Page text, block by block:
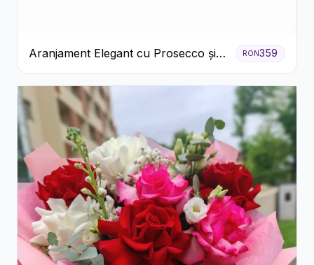
Aranjament Elegant cu Prosecco și
Flori Galbene.
RON359